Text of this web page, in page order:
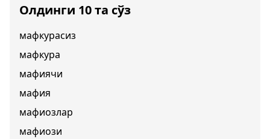
Олдинги 10 та сўз
мафкурасиз
мафкура
мафиячи
мафия
мафиозлар
мафиози